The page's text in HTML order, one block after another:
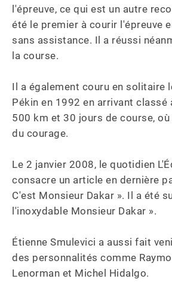
l'épreuve, ce qui est un autre
été le premier à courir l'épreuve
sans assistance. Il a réussi
la course.
Il a également couru en solitaire
Pékin en 1992 en arrivant classé
500 km et 30 jours de course,
du courage.
Le 2 janvier 2008, le quotidien
consacre un article en dernière
C'est Monsieur Dakar ». Il a été
l'inoxydable Monsieur Dakar ».
Étienne Smulevici a aussi fait
des personnalités comme
Lenorman et Michel Hidalgo.